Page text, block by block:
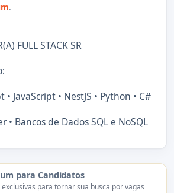
.
FULL STACK SR
• JavaScript • NestJS • Python • C#
• Bancos de Dados SQL e NoSQL
para Candidatos
para tornar sua busca por vagas